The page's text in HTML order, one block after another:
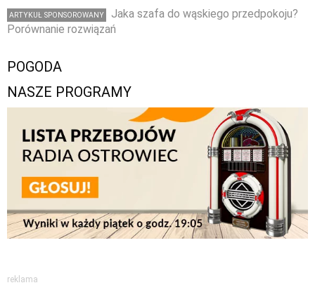
ARTYKUŁ SPONSOROWANY
Jaka szafa do wąskiego przedpokoju?
Porównanie rozwiązań
POGODA
NASZE PROGRAMY
reklama